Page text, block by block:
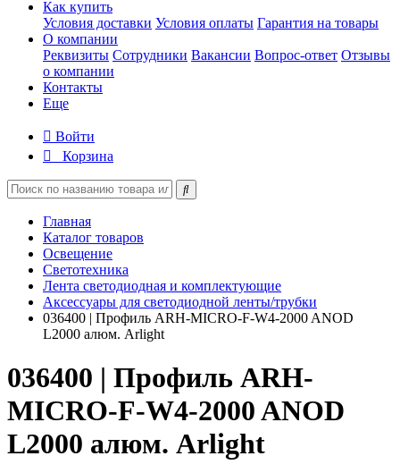
Как купить
Условия доставки Условия оплаты Гарантия на товары
О компании
Реквизиты Сотрудники Вакансии Вопрос-ответ Отзывы
о компании
Контакты
Еще
Войти
Корзина
Главная
Каталог товаров
Освещение
Светотехника
Лента светодиодная и комплектующие
Аксессуары для светодиодной ленты/трубки
036400 | Профиль ARH-MICRO-F-W4-2000 ANOD
L2000 алюм. Arlight
036400 | Профиль ARH-
MICRO-F-W4-2000 ANOD
L2000 алюм. Arlight